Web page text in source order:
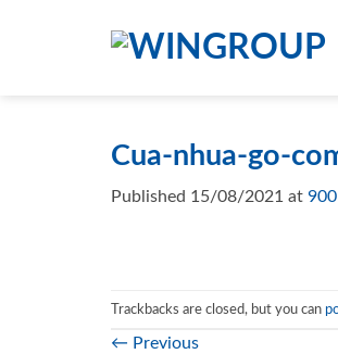
Cua-nhua-go-
Published 15/08/2021 at
Trackbacks are closed, but you can
← Previous